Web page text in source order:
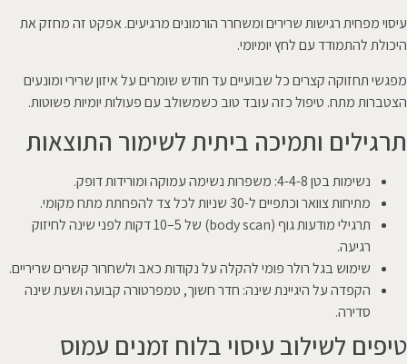
עיסוי מפחית רגישות שרירים ומשחרר הורמונים מרגיעים. אפקט זה מחזק את
היכולת להתמודד עם לחץ יומיומי.
מפגשי תחזוקה קצרים כל שבועיים עד חודש שומרים על איזון שרירי ומונעים
הצטברות מתח. טיפול כזה עובד טוב כשמשולב עם פעולות יומיות פשוטות.
תרגילים ותמיכה ביתית לשימור התוצאות
נשימות בטן 4-4-8: משפרות נשימה עמוקה ומורידות דופק.
מתיחות צוואר וכתפיים ל-30 שניות לכל צד להפחתת מתח מקומי.
תרגילי מודעות גוף (body scan) של 5–10 דקות לפני שינה לחיזוק
רגיעה.
שימוש בגל רולר פומי להקלה על נקודות כאב ולשחרור קשרים שריריים.
הקפדה על היגיינת שינה: חדר חשוך, טמפרטורה קבועה ושעת שינה
סדירה.
טיפים לשילוב עיסוי בלוח זמנים עמוס